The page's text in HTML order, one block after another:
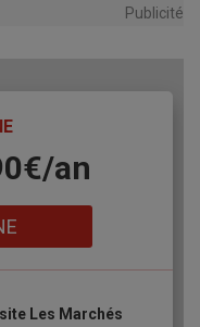
Publicité
an
Les Marchés